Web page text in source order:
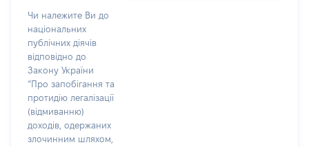
Чи належите Ви до
національних
публічних діячів
відповідно до
Закону України
“Про запобігання та
протидію легалізації
(відмиванню)
доходів, одержаних
злочинним шляхом,